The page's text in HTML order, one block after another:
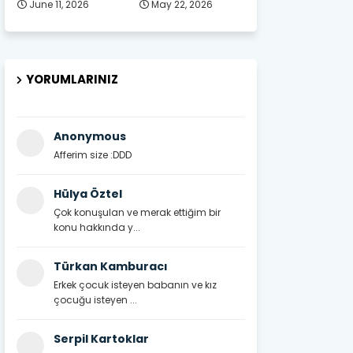
June 11, 2026 May 22, 2026
YORUMLARINIZ
Anonymous
Afferim size :DDD
Hülya Öztel
Çok konuşulan ve merak ettiğim bir
konu hakkında y...
Türkan Kamburacı
Erkek çocuk isteyen babanın ve kız
çocuğu isteyen ...
Serpil Kartoklar